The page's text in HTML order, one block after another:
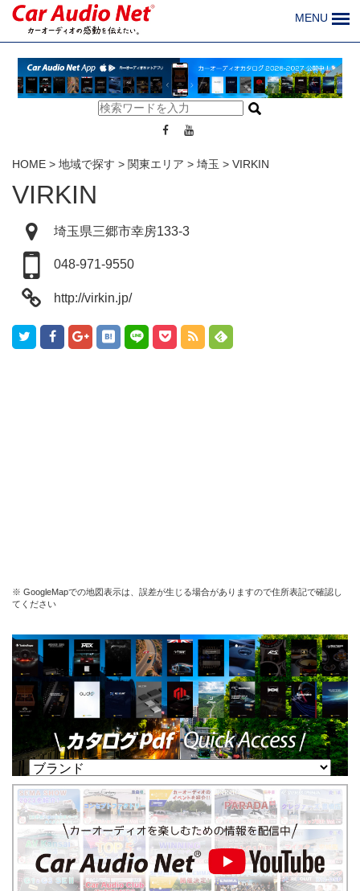
MENU
HOME > 地域で探す > 関東エリア > 埼玉 > VIRKIN
VIRKIN
埼玉県三郷市幸房133-3
048-971-9550
http://virkin.jp/
※ GoogleMapでの地図表示は、誤差が生じる場合がありますので住所表記で確認し
てください